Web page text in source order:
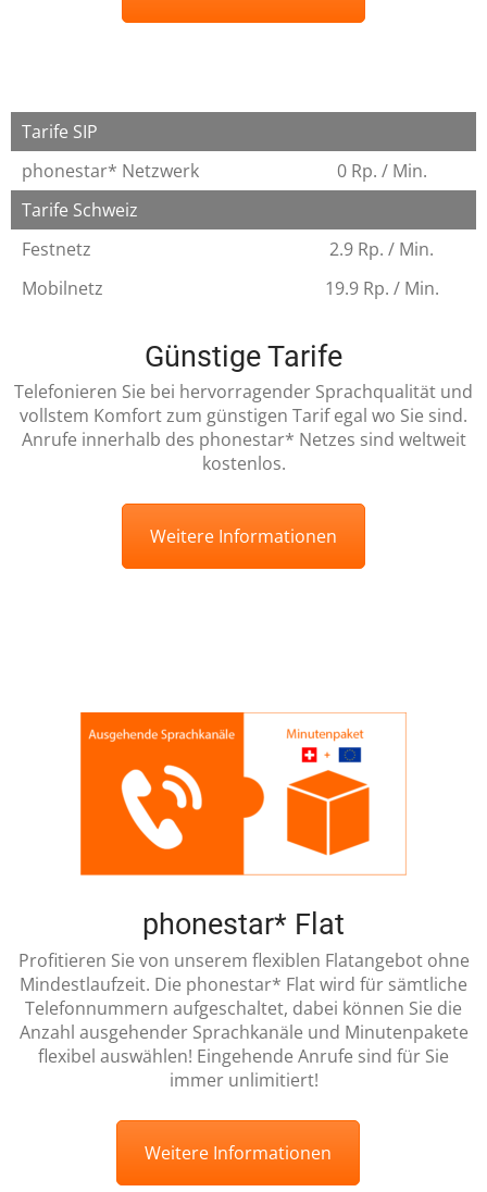
Tarife SIP
phonestar* Netzwerk
0 Rp. / Min.
Tarife Schweiz
Festnetz
2.9 Rp. / Min.
Mobilnetz
19.9 Rp. / Min.
Günstige Tarife
Telefonieren Sie bei hervorragender Sprachqualität und
vollstem Komfort zum günstigen Tarif egal wo Sie sind.
Anrufe innerhalb des phonestar* Netzes sind weltweit
kostenlos.
Weitere Informationen
phonestar* Flat
Profitieren Sie von unserem flexiblen Flatangebot ohne
Mindestlaufzeit. Die phonestar* Flat wird für sämtliche
Telefonnummern aufgeschaltet, dabei können Sie die
Anzahl ausgehender Sprachkanäle und Minutenpakete
flexibel auswählen! Eingehende Anrufe sind für Sie
immer unlimitiert!
Weitere Informationen